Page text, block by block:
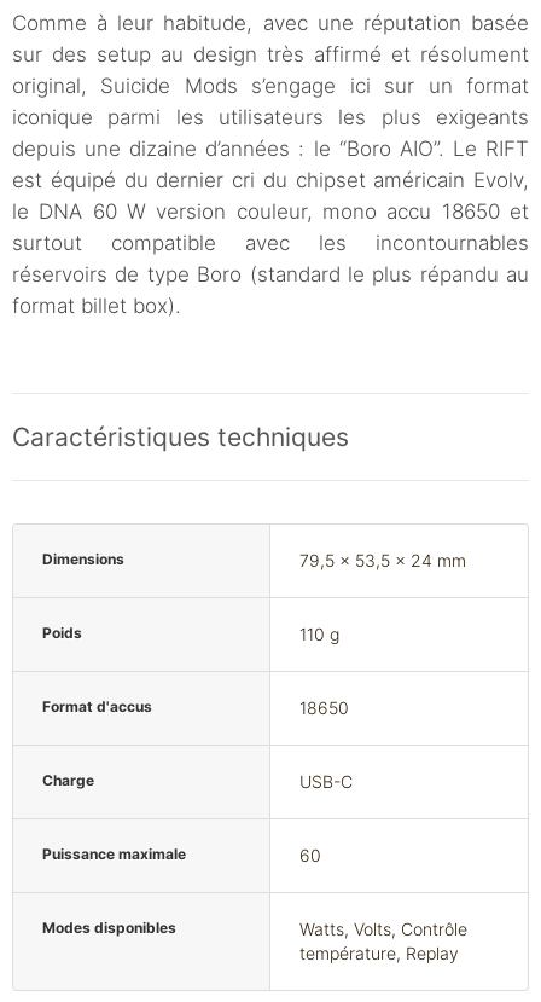
Comme à leur habitude, avec une réputation basée
sur des setup au design très affirmé et résolument
original, Suicide Mods s’engage ici sur un format
iconique parmi les utilisateurs les plus exigeants
depuis une dizaine d’années : le “Boro AIO”. Le RIFT
est équipé du dernier cri du chipset américain Evolv,
le DNA 60 W version couleur, mono accu 18650 et
surtout compatible avec les incontournables
réservoirs de type Boro (standard le plus répandu au
format billet box).
Caractéristiques techniques
Dimensions 79,5 x 53,5 x 24 mm
Poids 110 g
Format d'accus 18650
Charge USB-C
Puissance maximale 60
Modes disponibles
Watts, Volts, Contrôle
température, Replay